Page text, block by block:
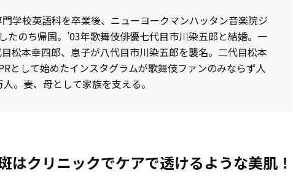
学校英語科を卒業後、ニューヨークマンハッタン音楽院ジ
たのち帰国。’03年歌舞伎俳優七代目市川染五郎と結婚。一
松本幸四郎、息子が八代目市川染五郎を襲名。二代目松本
として始めたインスタグラムが歌舞伎ファンのみならず人
。妻、母として家族を支える。
はクリニックでケアで透けるような美肌！